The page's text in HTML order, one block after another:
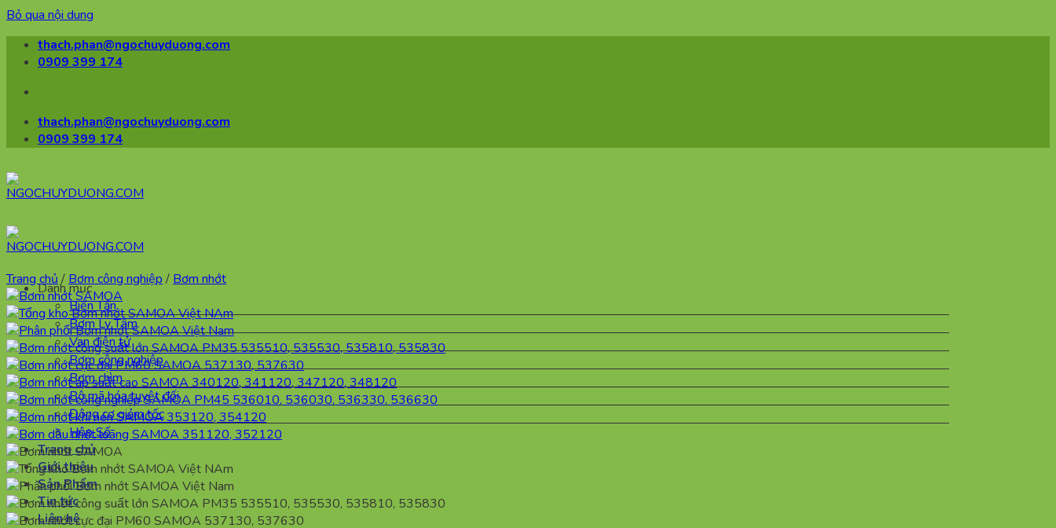
Bỏ qua nội dung
thach.phan@ngochuyduong.com
0909 399 174
thach.phan@ngochuyduong.com
0909 399 174
Danh mục
Biến Tần
Bơm Ly Tâm
Van điện tử
Bơm công nghiệp
Bơm chìm
Bộ mã hóa tuyệt đối
Động cơ giảm tốc
Hộp Số
Trang chủ
Giới thiệu
Sản Phẩm
Tin tức
Liên hệ
Trang chủ / Bơm công nghiệp / Bơm nhớt